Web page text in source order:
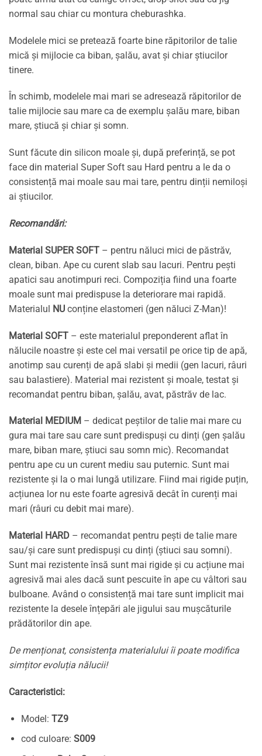
normal sau chiar cu montura cheburashka.
Modelele mici se pretează foarte bine răpitorilor de talie
mică și mijlocie ca biban, șalău, avat și chiar știucilor
tinere.
În schimb, modelele mai mari se adresează răpitorilor de
talie mijlocie sau mare ca de exemplu șalău mare, biban
mare, știucă și chiar și somn.
Sunt făcute din silicon moale și, după preferință, se pot
face din material Super Soft sau Hard pentru a le da o
consistență mai moale sau mai tare, pentru dinții nemiloși
ai știucilor.
Recomandări:
Material SUPER SOFT – pentru năluci mici de păstrăv,
clean, biban. Ape cu curent slab sau lacuri. Pentru pești
apatici sau anotimpuri reci. Compoziția fiind una foarte
moale sunt mai predispuse la deteriorare mai rapidă.
Materialul NU conține elastomeri (gen năluci Z-Man)!
Material SOFT – este materialul preponderent aflat în
nălucile noastre și este cel mai versatil pe orice tip de apă,
anotimp sau curenți de apă slabi și medii (gen lacuri, râuri
sau balastiere). Material mai rezistent și moale, testat și
recomandat pentru biban, șalău, avat, păstrăv de lac.
Material MEDIUM – dedicat peștilor de talie mai mare cu
gura mai tare sau care sunt predispuși cu dinți (gen șalău
mare, biban mare, știuci sau somn mic). Recomandat
pentru ape cu un curent mediu sau puternic. Sunt mai
rezistente și la o mai lungă utilizare. Fiind mai rigide puțin,
acțiunea lor nu este foarte agresivă decât în curenți mai
mari (râuri cu debit mai mare).
Material HARD – recomandat pentru pești de talie mare
sau/și care sunt predispuși cu dinți (știuci sau somni).
Sunt mai rezistente însă sunt mai rigide și cu acțiune mai
agresivă mai ales dacă sunt pescuite în ape cu vâltori sau
bulboane. Având o consistență mai tare sunt implicit mai
rezistente la desele înțepări ale jigului sau mușcăturile
prădătorilor din ape.
De menționat, consistența materialului îi poate modifica
simțitor evoluția nălucii!
Caracteristici:
Model: TZ9
cod culoare: S009